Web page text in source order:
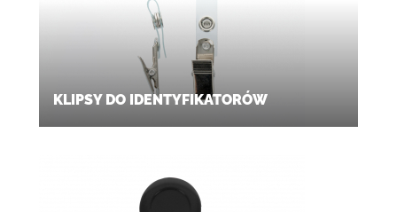
KLIPSY DO IDENTYFIKATORÓW